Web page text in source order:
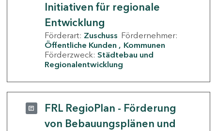
Initiativen für regionale
Entwicklung
Förderart: Zuschuss Fördernehmer:
Öffentliche Kunden
Kommunen
Förderzweck: Städtebau und
Regionalentwicklung
FRL RegioPlan - Förderung
von Bebauungsplänen und